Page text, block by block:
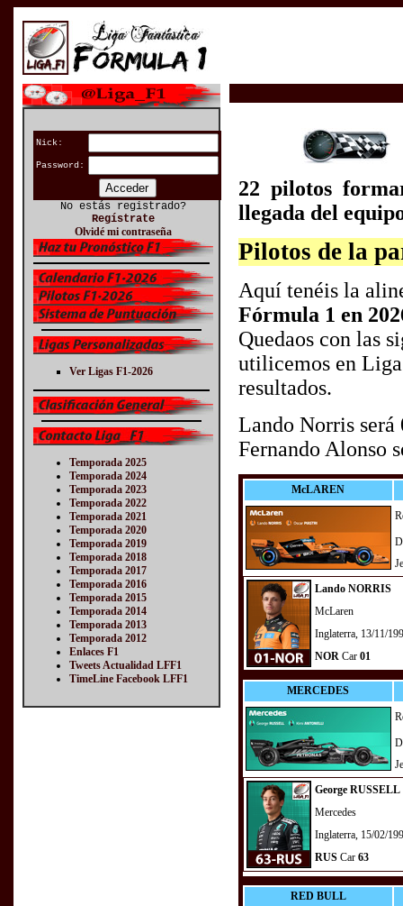
22 pilotos
llegada del
Pilotos de la
Aquí tenéis la
Fórmula 1 en
Quedaos con las
utilicemos en
resultados.
Lando Norris será
Fernando Alonso
McLAREN
Lando NORRIS
McLaren
Inglaterra, 13/11/
NOR Car 01
MERCEDES
George RUSSELL
Mercedes
Inglaterra, 15/02/
RUS Car 63
RED BULL
Nick:
Password:
No estás registrado?
Regístrate
Olvidé mi contraseña
Ver Ligas F1-2026
Temporada 2025
Temporada 2024
Temporada 2023
Temporada 2022
Temporada 2021
Temporada 2020
Temporada 2019
Temporada 2018
Temporada 2017
Temporada 2016
Temporada 2015
Temporada 2014
Temporada 2013
Temporada 2012
Enlaces F1
Tweets Actualidad LFF1
TimeLine Facebook LFF1